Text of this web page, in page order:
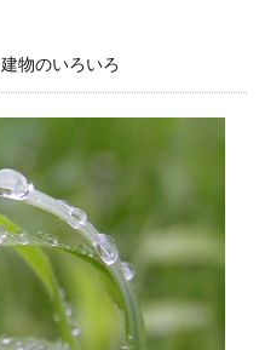
建物のいろいろ